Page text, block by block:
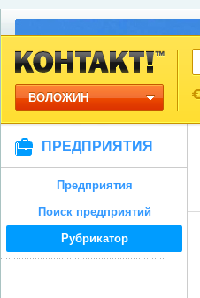
ВОЛОЖИН
ПРЕДПРИЯТИЯ
Предприятия
Поиск предприятий
Рубрикатор